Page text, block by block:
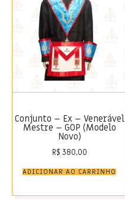
Conjunto – Ex – Venerável
Mestre – GOP (Modelo
Novo)
R$ 380,00
ADICIONAR AO CARRINHO